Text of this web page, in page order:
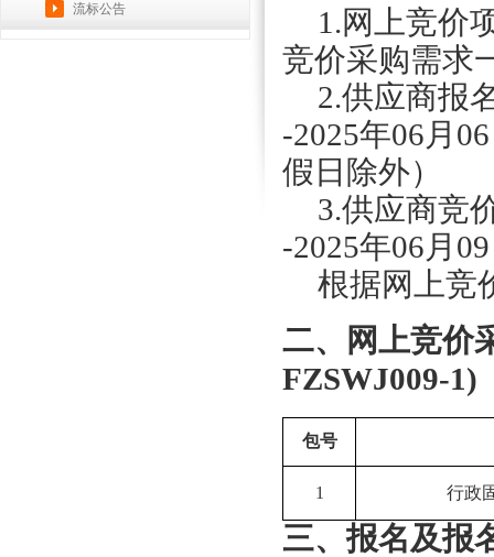
流标公告
1.网上竞价
竞价采购需求
2.供应商报
-2025年06月 06
假日除外）
3.供应商竞
-2025年06月 09
根据网上竞
二、
网上竞价
FZSWJ009-1)
包号
1 行政
三、报名及报